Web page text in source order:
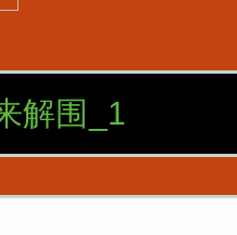
解围_1